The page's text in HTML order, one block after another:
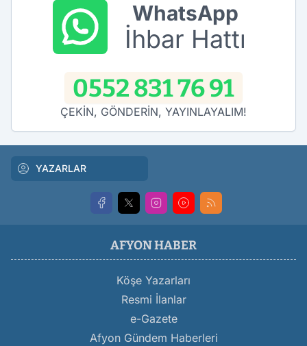
WhatsApp
İhbar Hattı
0552 831 76 91
ÇEKİN, GÖNDERİN, YAYINLAYALIM!
YAZARLAR
AFYON HABER
Köşe Yazarları
Resmi İlanlar
e-Gazete
Afyon Gündem Haberleri